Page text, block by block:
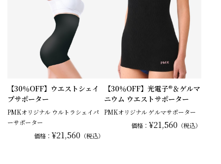
【30％OFF】ウエストシェイ
プサポーター
PMKオリジナル ウルトラシェイパ
ーサポーター
価格：¥21,560 （税込）
【30％OFF】光電子®＆ゲルマ
ニウム ウエストサポーター
PMKオリジナル ゲルマサポーター
価格： ¥21,560 （税込）